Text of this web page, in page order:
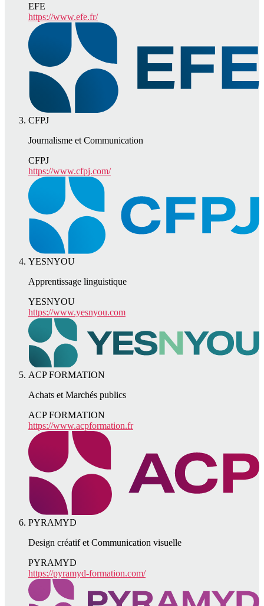
EFE
https://www.efe.fr/
CFPJ
Journalisme et Communication
CFPJ
https://www.cfpj.com/
YESNYOU
Apprentissage linguistique
YESNYOU
https://www.yesnyou.com
ACP FORMATION
Achats et Marchés publics
ACP FORMATION
https://www.acpformation.fr
PYRAMYD
Design créatif et Communication visuelle
PYRAMYD
https://pyramyd-formation.com/